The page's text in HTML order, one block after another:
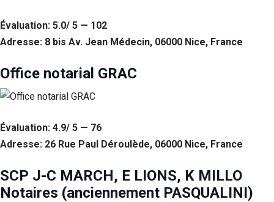
Évaluation: 5.0/ 5 — 102
Adresse: 8 bis Av. Jean Médecin, 06000 Nice, France
Office notarial GRAC
Évaluation: 4.9/ 5 — 76
Adresse: 26 Rue Paul Déroulède, 06000 Nice, France
SCP J-C MARCH, E LIONS, K MILLO
Notaires (anciennement PASQUALINI)